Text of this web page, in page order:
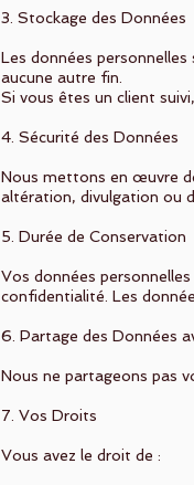
3. Stockage des Données
Les données
aucune autre fin.
Si vous êtes un client
4. Sécurité des Données
Nous mettons en œuvre
altération, divulgation ou
5. Durée de Conservation
Vos données
confidentialité. Les
6. Partage des Données
Nous ne partageons pas
7. Vos Droits
Vous avez le droit de :